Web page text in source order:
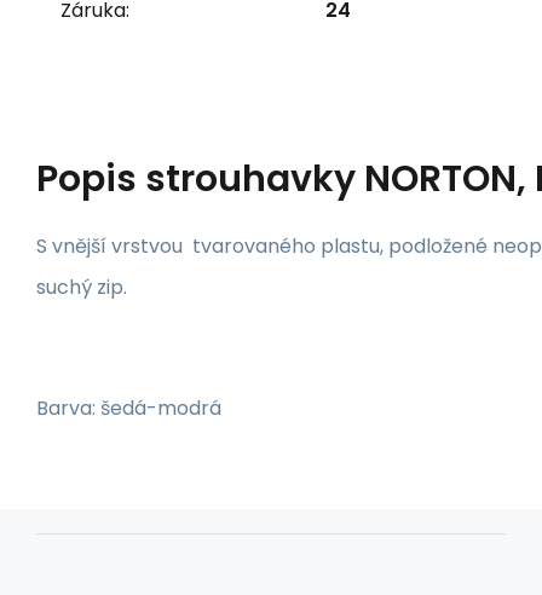
Záruka: 24
Popis strouhavky NORTON,
S vnější vrstvou tvarovaného plastu, podložené
suchý zip.
Barva: šedá-modrá